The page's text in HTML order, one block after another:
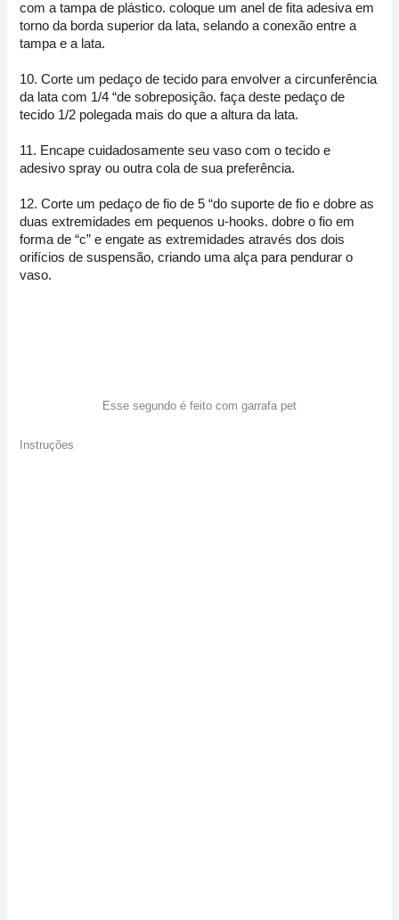
com a tampa de plástico.coloque um anel de fita adesiva em
torno da borda superior da lata, selando a conexão entre a
tampa e a lata.
10. Corte um pedaço de tecido para envolver a circunferência
da lata com 1/4 “de sobreposição.faça deste pedaço de
tecido 1/2 polegada mais do que a altura da lata.
11. Encape cuidadosamente seu vaso com o tecido e
adesivo spray ou outra cola de sua preferência.
12. Corte um pedaço de fio de 5 “do suporte de fio e dobre as
duas extremidades em pequenos u-hooks.dobre o fio em
forma de “c” e engate as extremidades através dos dois
orifícios de suspensão, criando uma alça para pendurar o
vaso.
Esse segundo é feito com garrafa pet
Instruções